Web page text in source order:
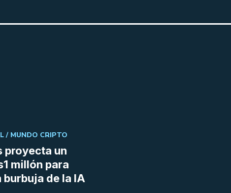
proyecta un
millón para
de la IA
/ MUNDO CRIPTO